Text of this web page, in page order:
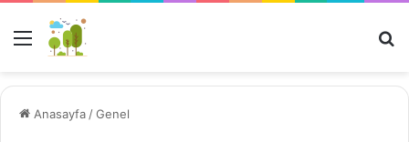
Menü
Anasayfa /Genel